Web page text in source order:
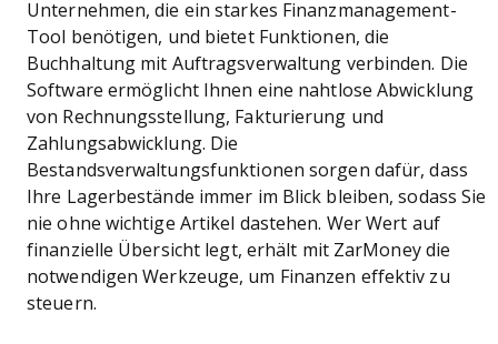
Unternehmen, die ein starkes Finanzmanagement-
Tool benötigen, und bietet Funktionen, die
Buchhaltung mit Auftragsverwaltung verbinden. Die
Software ermöglicht Ihnen eine nahtlose Abwicklung
von Rechnungsstellung, Fakturierung und
Zahlungsabwicklung. Die
Bestandsverwaltungsfunktionen sorgen dafür, dass
Ihre Lagerbestände immer im Blick bleiben, sodass Sie
nie ohne wichtige Artikel dastehen. Wer Wert auf
finanzielle Übersicht legt, erhält mit ZarMoney die
notwendigen Werkzeuge, um Finanzen effektiv zu
steuern.